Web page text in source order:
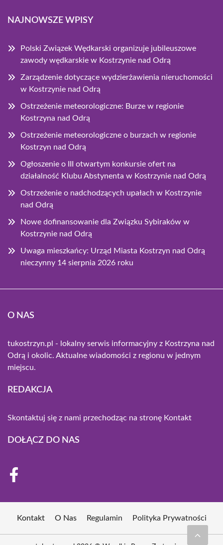
NAJNOWSZE WPISY
Polski Związek Wędkarski organizuje jubileuszowe
zawody wędkarskie w Kostrzynie nad Odrą
Zarządzenie dotyczące wydzierżawienia nieruchomości
w Kostrzynie nad Odrą
Ostrzeżenie meteorologiczne: Burze w regionie
Kostrzyna nad Odrą
Ostrzeżenie meteorologiczne o burzach w regionie
Kostrzyn nad Odrą
Ogłoszenie o III otwartym konkursie ofert na
działalność Klubu Abstynenta w Kostrzynie nad Odrą
Ostrzeżenie o nadchodzących upałach w Kostrzynie
nad Odrą
Nowe dofinansowanie dla Związku Sybiraków w
Kostrzynie nad Odrą
Uwaga mieszkańcy: Urząd Miasta Kostrzyn nad Odrą
nieczynny 14 sierpnia 2026 roku
O NAS
tukostrzyn.pl - lokalny serwis informacyjny z Kostrzyna nad
Odrą i okolic. Aktualne wiadomości z regionu w jednym
miejscu.
REDAKCJA
Skontaktuj się z nami przechodząc na stronę Kontakt
DOŁĄCZ DO NAS
Kontakt O Nas Regulamin Polityka Prywatności